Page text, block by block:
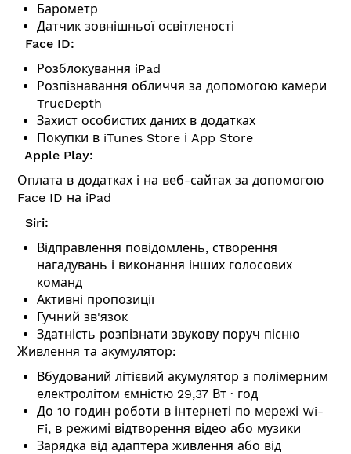
Барометр
Датчик зовнішньої освітленості
Face ID:
Розблокування iPad
Розпізнавання обличчя за допомогою камери
TrueDepth
Захист особистих даних в додатках
Покупки в iTunes Store і App Store
Apple Play:
Оплата в додатках і на веб-сайтах за допомогою
Face ID на iPad
Siri:
Відправлення повідомлень, створення
нагадувань і виконання інших голосових
команд
Активні пропозиції
Гучний зв'язок
Здатність розпізнати звукову поруч пісню
Живлення та акумулятор:
Вбудований літієвий акумулятор з полімерним
електролітом ємністю 29,37 Вт ∙ год
До 10 годин роботи в інтернеті по мережі Wi-
Fi, в режимі відтворення відео або музики
Зарядка від адаптера живлення або від